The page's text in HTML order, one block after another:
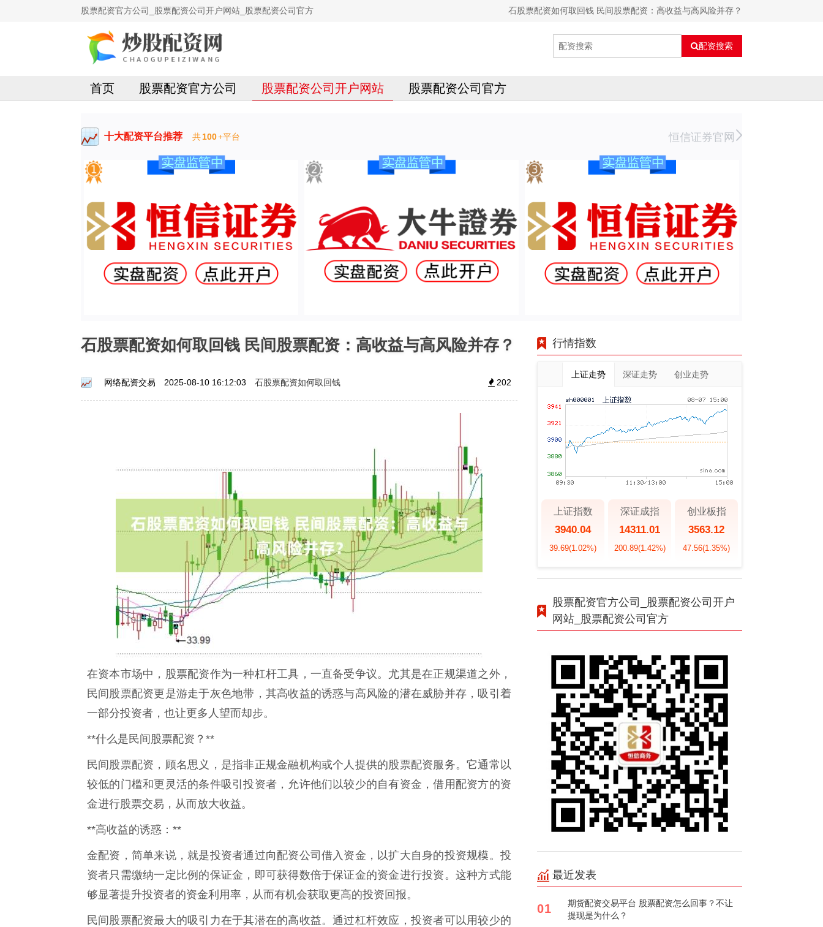
股票配资官方公司_股票配资公司开户网站_股票配资公司官方 石股票配资如何取回钱 民间股票配资：高收益与高风险并存？
配资搜索
首页 股票配资官方公司 股票配资公司开户网站 股票配资公司官方
十大配资平台推荐 共100+平台 恒信证券官网
石股票配资如何取回钱 民间股票配资：高收益与高风险并存？
网络配资交易 2025-08-10 16:12:03 石股票配资如何取回钱 202
在资本市场中，股票配资作为一种杠杆工具，一直备受争议。尤其是在正规渠道之外，
民间股票配资更是游走于灰色地带，其高收益的诱惑与高风险的潜在威胁并存，吸引着
一部分投资者，也让更多人望而却步。
**什么是民间股票配资？**
民间股票配资，顾名思义，是指非正规金融机构或个人提供的股票配资服务。它通常以
较低的门槛和更灵活的条件吸引投资者，允许他们以较少的自有资金，借用配资方的资
金进行股票交易，从而放大收益。
**高收益的诱惑：**
金配资，简单来说，就是投资者通过向配资公司借入资金，以扩大自身的投资规模。投
资者只需缴纳一定比例的保证金，即可获得数倍于保证金的资金进行投资。这种方式能
够显著提升投资者的资金利用率，从而有机会获取更高的投资回报。
民间股票配资最大的吸引力在于其潜在的高收益。通过杠杆效应，投资者可以用较少的
行情指数
上证走势 深证走势 创业走势
上证指数
3940.04
39.69(1.02%)
深证成指
14311.01
200.89(1.42%)
创业板指
3563.12
47.56(1.35%)
股票配资官方公司_股票配资公司开户
网站_股票配资公司官方
最近发表
01
期货配资交易平台 股票配资怎么回事？不让
提现是为什么？